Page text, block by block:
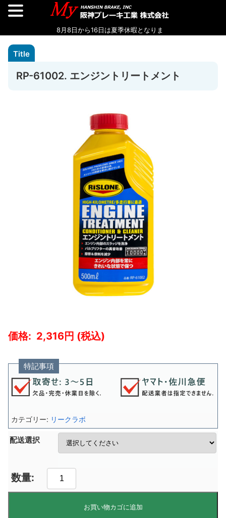
RP-61002. エンジントリートメント
2,316
特記事項
配送選択
お買い物カゴに追加
カテゴリー: リークラボ